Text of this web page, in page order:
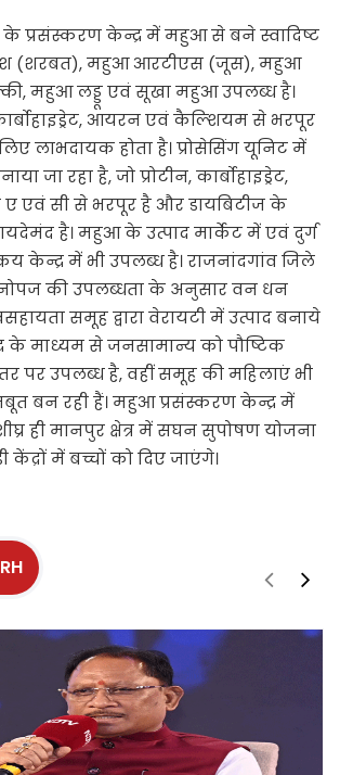
के प्रसंस्करण केन्द्र में महुआ से बने स्वादिष्ट
(शरबत), महुआ आरटीएस (जूस), महुआ
महुआ लड्डू एवं सूखा महुआ उपलब्ध है।
आयरन एवं कैल्शियम से भरपूर
लाभदायक होता है। प्रोसेसिंग यूनिट में
जा रहा है, जो प्रोटीन, कार्बोहाइड्रेट,
एवं सी से भरपूर है और डायबिटीज के
है। महुआ के उत्पाद मार्केट में एवं दुर्ग
केन्द्र में भी उपलब्ध है। राजनांदगांव जिले
की उपलब्धता के अनुसार वन धन
समूह द्वारा वेरायटी में उत्पाद बनाये
के माध्यम से जनसामान्य को पौष्टिक
पर उपलब्ध है, वहीं समूह की महिलाएं भी
बन रही हैं। महुआ प्रसंस्करण केन्द्र में
ही मानपुर क्षेत्र में सघन सुपोषण योजना
में बच्चों को दिए जाएंगे।